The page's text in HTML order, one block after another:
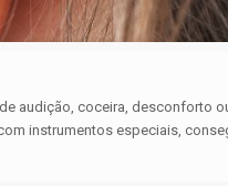
audição, coceira, desconforto
instrumentos especiais,